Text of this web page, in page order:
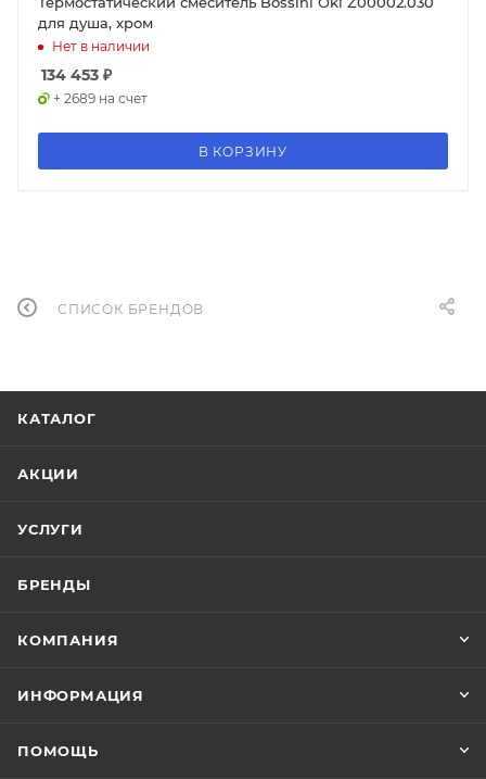
для душа, хром
Нет в наличии
134 453 ₽
+ 2689 на счет
В КОРЗИНУ
СПИСОК БРЕНДОВ
КАТАЛОГ
АКЦИИ
УСЛУГИ
БРЕНДЫ
КОМПАНИЯ
ИНФОРМАЦИЯ
ПОМОЩЬ